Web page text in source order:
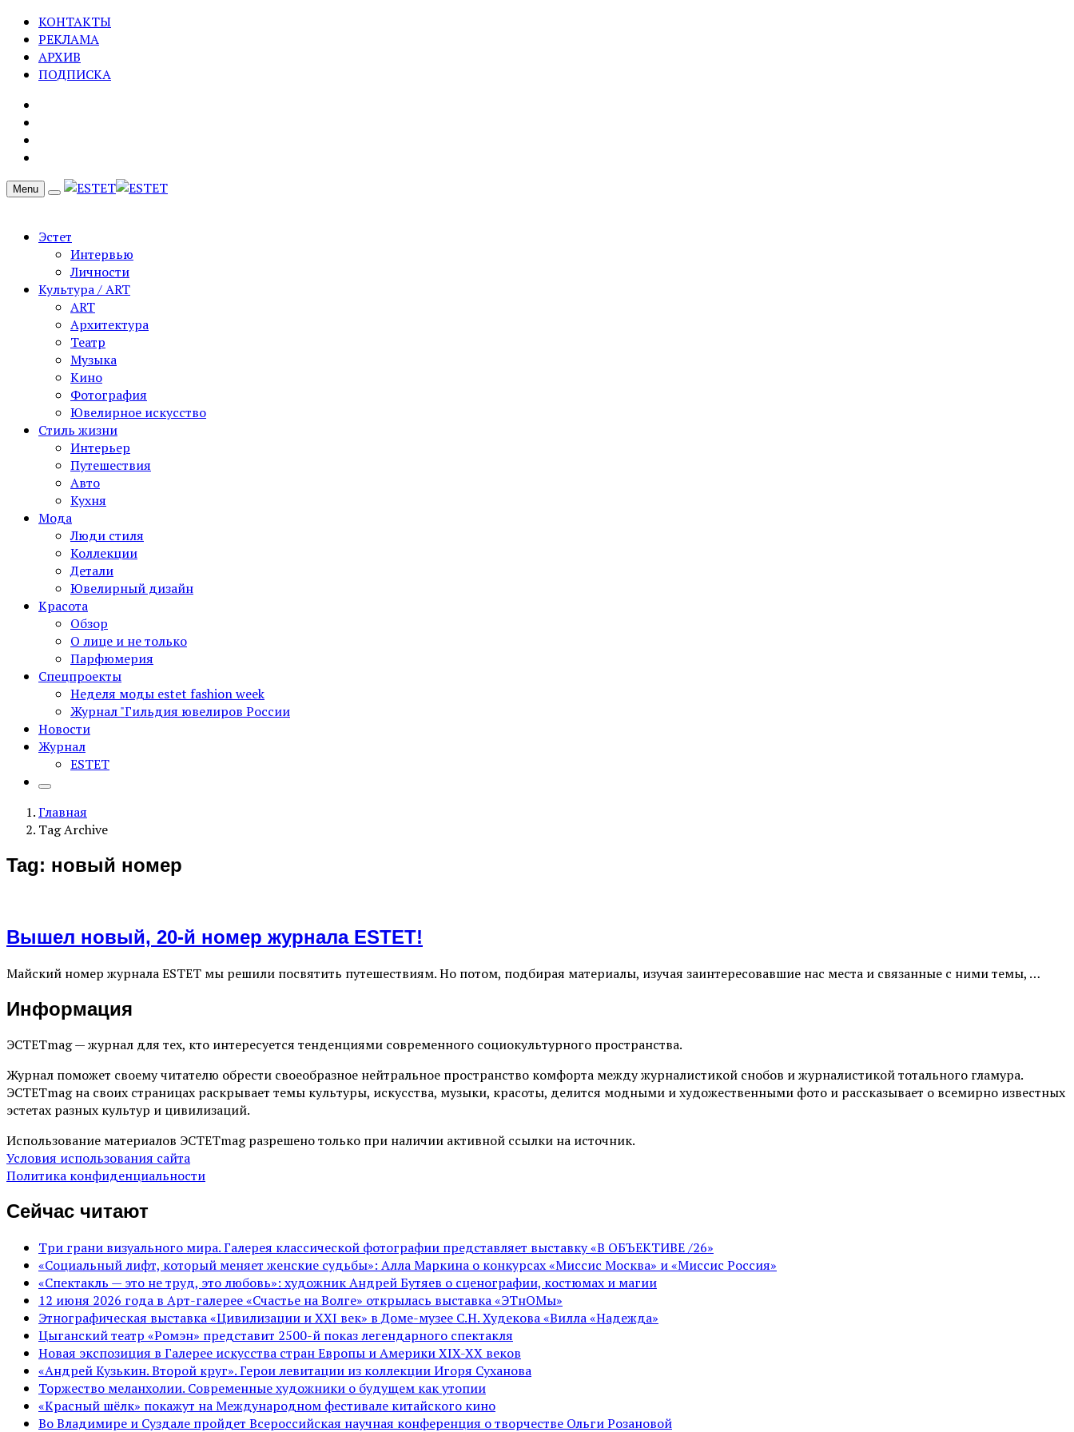
КОНТАКТЫ
РЕКЛАМА
АРХИВ
ПОДПИСКА
Menu
Эстет
Интервью
Личности
Культура / ART
ART
Архитектура
Театр
Музыка
Кино
Фотография
Ювелирное искусство
Стиль жизни
Интерьер
Путешествия
Авто
Кухня
Мода
Люди стиля
Коллекции
Детали
Ювелирный дизайн
Красота
Обзор
О лице и не только
Парфюмерия
Спецпроекты
Неделя моды estet fashion week
Журнал "Гильдия ювелиров России
Новости
Журнал
ESTET
Главная
Tag Archive
Tag: новый номер
Вышел новый, 20-й номер журнала ESTET!
Майский номер журнала ESTET мы решили посвятить путешествиям. Но потом, подбирая материалы, изучая заинтересовавшие нас места и связанные с ними темы, …
Информация
ЭСТЕТmag — журнал для тех, кто интересуется тенденциями современного социокультурного пространства.
Журнал поможет своему читателю обрести своеобразное нейтральное пространство комфорта между журналистикой снобов и журналистикой тотального гламура.
ЭСТЕТmag на своих страницах раскрывает темы культуры, искусства, музыки, красоты, делится модными и художественными фото и рассказывает о всемирно известных
эстетах разных культур и цивилизаций.
Использование материалов ЭСТЕТmag разрешено только при наличии активной ссылки на источник.
Условия использования сайта
Политика конфиденциальности
Сейчас читают
Три грани визуального мира. Галерея классической фотографии представляет выставку «В ОБЪЕКТИВЕ /26»
«Социальный лифт, который меняет женские судьбы»: Алла Маркина о конкурсах «Миссис Москва» и «Миссис Россия»
«Спектакль — это не труд, это любовь»: художник Андрей Бутяев о сценографии, костюмах и магии
12 июня 2026 года в Арт-галерее «Счастье на Волге» открылась выставка «ЭТнОМы»
Этнографическая выставка «Цивилизации и ХХI век» в Доме-музее С.Н. Худекова «Вилла «Надежда»
Цыганский театр «Ромэн» представит 2500-й показ легендарного спектакля
Новая экспозиция в Галерее искусства стран Европы и Америки XIX-XX веков
«Андрей Кузькин. Второй круг». Герои левитации из коллекции Игоря Суханова
Торжество меланхолии. Современные художники о будущем как утопии
«Красный шёлк» покажут на Международном фестивале китайского кино
Во Владимире и Суздале пройдет Всероссийская научная конференция о творчестве Ольги Розановой